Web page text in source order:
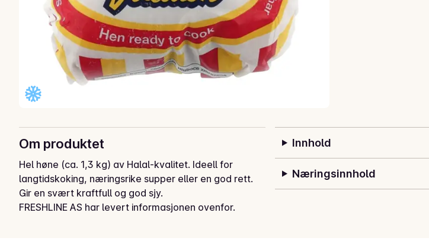
Om produktet
Hel høne (ca. 1,3 kg) av Halal-kvalitet. Ideell for
langtidskoking, næringsrike supper eller en god rett.
Gir en svært kraftfull og god sjy.
FRESHLINE AS har levert informasjonen ovenfor.
Innhold
Næringsinnhold